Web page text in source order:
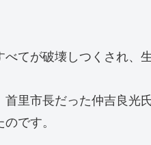
てが破壊しつくされ、
里市長だった仲吉良光
です。